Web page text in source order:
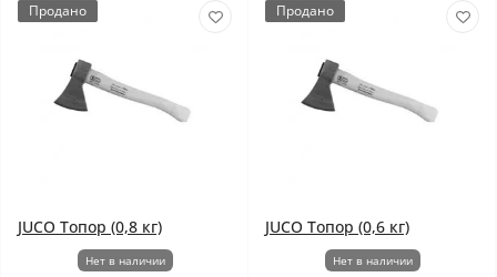
Продано
JUCO Топор (0,8 кг)
Нет в наличии
Продано
JUCO Топор (0,6 кг)
Нет в наличии